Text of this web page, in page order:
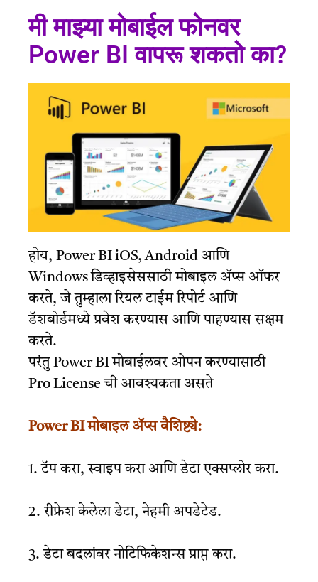
मी माझ्या मोबाईल फोनवर
Power BI वापरू शकतो का?
होय, Power BI iOS, Android आणि
Windows डिव्हाइसेससाठी मोबाइल ॲप्स ऑफर
करते, जे तुम्हाला रियल टाईम रिपोर्ट आणि
डॅशबोर्डमध्ये प्रवेश करण्यास आणि पाहण्यास सक्षम
करते.
परंतु Power BI मोबाईलवर ओपन करण्यासाठी
Pro License ची आवश्यकता असते
Power BI मोबाइल ॲप्स वैशिष्ट्ये:
1. टॅप करा, स्वाइप करा आणि डेटा एक्सप्लोर करा.
2. रीफ्रेश केलेला डेटा, नेहमी अपडेटेड.
3. डेटा बदलांवर नोटिफिकेशन्स प्राप्त करा.